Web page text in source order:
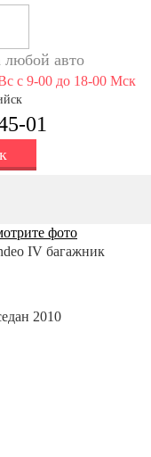
любой авто
с 9-00 до 18-00 Мск
01
фото
IV багажник
2010